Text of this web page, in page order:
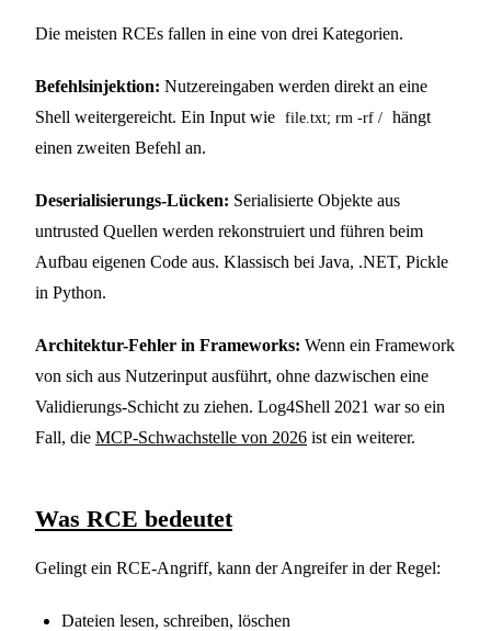
Die meisten RCEs fallen in eine von drei Kategorien.
Befehlsinjektion: Nutzereingaben werden direkt an eine
Shell weitergereicht. Ein Input wie file.txt; rm -rf /
hängt
einen zweiten Befehl an.
Deserialisierungs-Lücken: Serialisierte Objekte aus
untrusted Quellen werden rekonstruiert und führen beim
Aufbau eigenen Code aus. Klassisch bei Java, .NET, Pickle
in Python.
Architektur-Fehler in Frameworks: Wenn ein Framework
von sich aus Nutzerinput ausführt, ohne dazwischen eine
Validierungs-Schicht zu ziehen. Log4Shell 2021 war so ein
Fall, die MCP-Schwachstelle von 2026 ist ein weiterer.
Was RCE bedeutet
Gelingt ein RCE-Angriff, kann der Angreifer in der Regel:
Dateien lesen, schreiben, löschen